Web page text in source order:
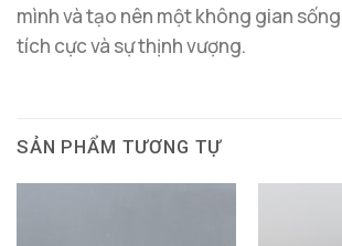
mình và tạo nên một không gian
tích cực và sự thịnh vượng.
SẢN PHẨM TƯƠNG TỰ